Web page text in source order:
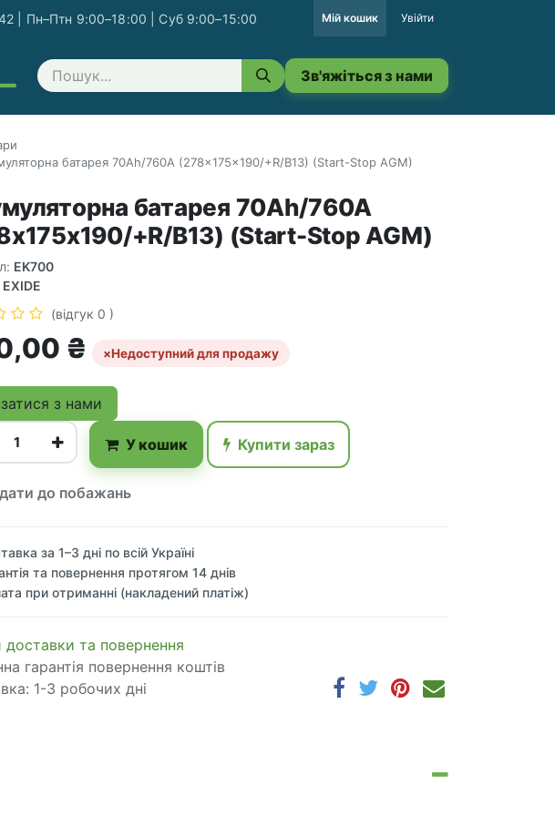
| Пн–Птн 9:00–18:00 | Суб 9:00–15:00 Мій кошик Увійти
Зв'яжіться з нами
батарея 70Ah/760A (278x175x190/+R/B13) (Start-Stop AGM)
батарея 70Ah/760A
+R/B13) (Start-Stop AGM)
EK700
EXIDE
(відгук 0 )
₴ ×Недоступний для продажу
з нами
У кошик Купити зараз
до побажань
за 1–3 дні по всій Україні
та повернення протягом 14 днів
при отриманні (накладений платіж)
​т​а​ по​в​е​р​н​е​н​н​я
гарантія повернення коштів
1-3 робочих дні